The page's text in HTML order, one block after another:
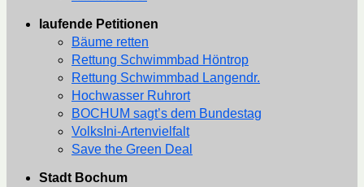
laufende Petitionen
Bäume retten
Rettung Schwimmbad Höntrop
Rettung Schwimmbad Langendr.
Hochwasser Ruhrort
BOCHUM sagt’s dem Bundestag
VolksIni-Artenvielfalt
Save the Green Deal
Stadt Bochum